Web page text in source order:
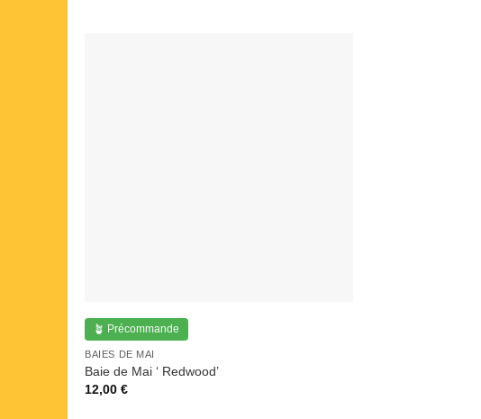
🪴 Précommande
BAIES DE MAI
Baie de Mai ‘ Redwood’
12,00€